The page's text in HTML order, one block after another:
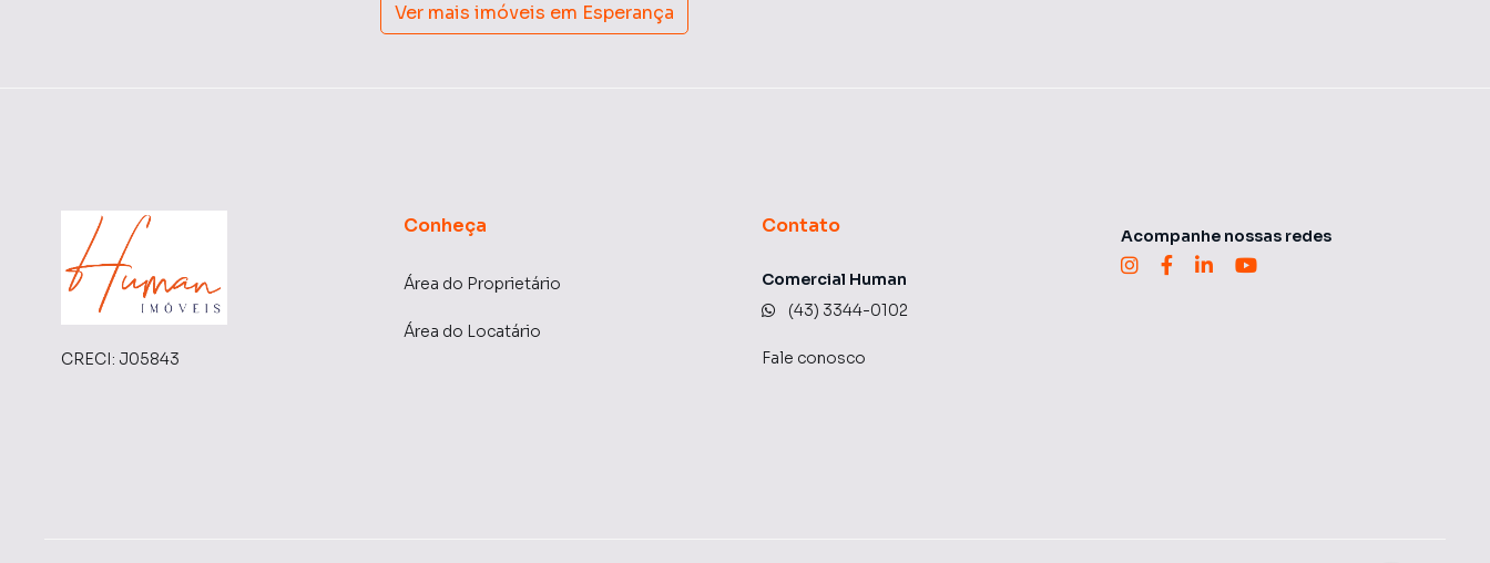
Ver mais imóveis em Esperança
CRECI: J05843
Conheça
Área do Proprietário
Área do Locatário
Contato
Comercial Human
(43) 3344-0102
Fale conosco
Acompanhe nossas redes